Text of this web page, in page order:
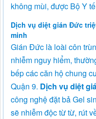
không mùi, được Bộ Y
Dịch vụ diệt gián Đức
minh
Gián Đức là loài côn
nhiễm nguy hiểm,
bếp các căn hộ chung
Quận 9. Dịch vụ diệt
công nghệ đặt bả Gel
sẽ nhiễm độc từ từ, rút